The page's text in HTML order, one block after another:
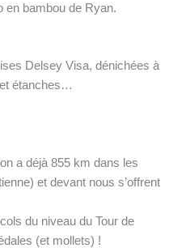
en bambou de Ryan.
Delsey Visa, dénichées à
étanches…
a déjà 855 km dans les
et devant nous s’offrent
du niveau du Tour de
(et mollets) !